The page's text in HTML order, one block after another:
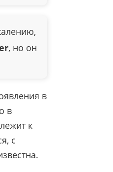
, но он
в
в
к
с